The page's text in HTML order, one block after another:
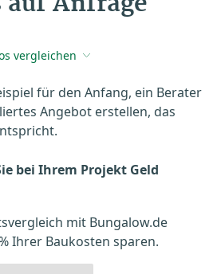
vergleichen
für den Anfang, ein Berater
Angebot erstellen, das
bei Ihrem Projekt Geld
mit Bungalow.de
Ihrer Baukosten sparen.